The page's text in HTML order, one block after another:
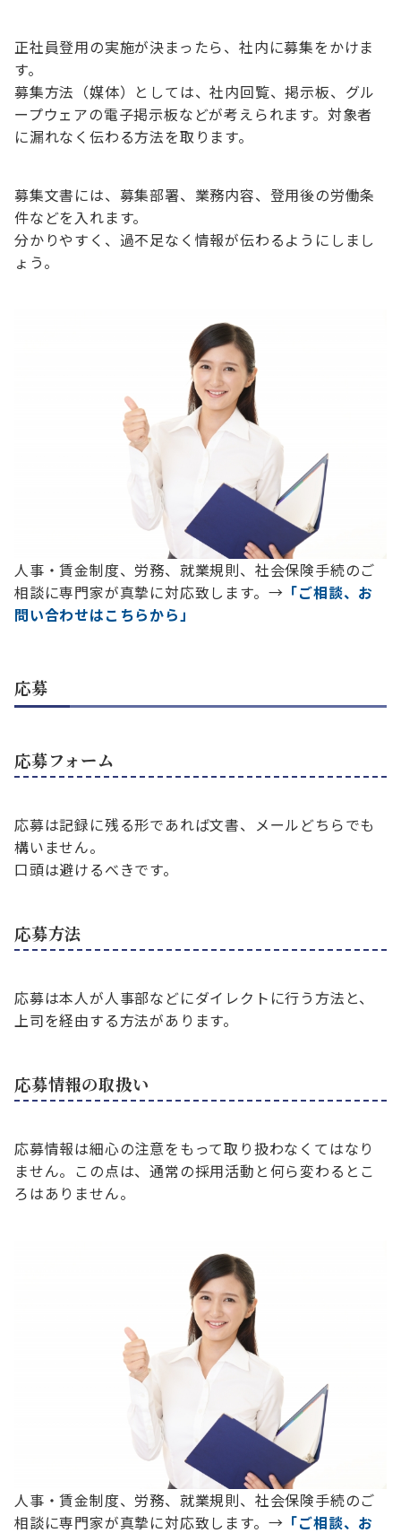
正社員登用の実施が決まったら、社内に募集をかけま
す。
募集方法（媒体）としては、社内回覧、掲示板、グル
ープウェアの電子掲示板などが考えられます。対象者
に漏れなく伝わる方法を取ります。
募集文書には、募集部署、業務内容、登用後の労働条
件などを入れます。
分かりやすく、過不足なく情報が伝わるようにしまし
ょう。
人事・賃金制度、労務、就業規則、社会保険手続のご
相談に専門家が真摯に対応致します。→ 「ご相談、お
問い合わせはこちらから」
応募
応募フォーム
応募は記録に残る形であれば文書、メールどちらでも
構いません。
口頭は避けるべきです。
応募方法
応募は本人が人事部などにダイレクトに行う方法と、
上司を経由する方法があります。
応募情報の取扱い
応募情報は細心の注意をもって取り扱わなくてはなり
ません。この点は、通常の採用活動と何ら変わるとこ
ろはありません。
人事・賃金制度、労務、就業規則、社会保険手続のご
相談に専門家が真摯に対応致します。→ 「ご相談、お